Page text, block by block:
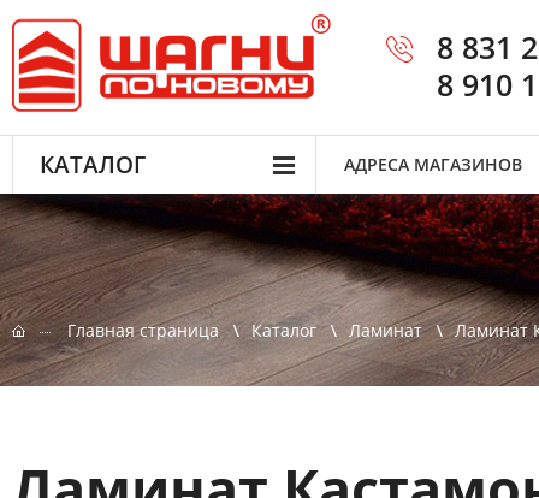
8 831
8 910
КАТАЛОГ АДРЕСА МАГАЗИНОВ
Главная страница Каталог Ламинат Ламинат